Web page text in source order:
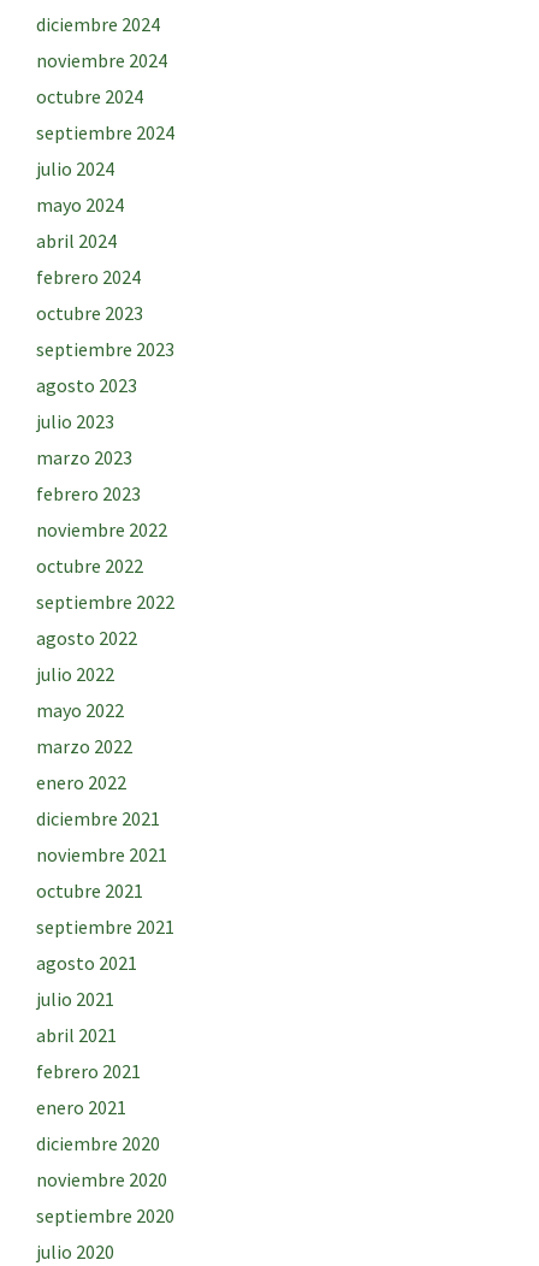
diciembre 2024
noviembre 2024
octubre 2024
septiembre 2024
julio 2024
mayo 2024
abril 2024
febrero 2024
octubre 2023
septiembre 2023
agosto 2023
julio 2023
marzo 2023
febrero 2023
noviembre 2022
octubre 2022
septiembre 2022
agosto 2022
julio 2022
mayo 2022
marzo 2022
enero 2022
diciembre 2021
noviembre 2021
octubre 2021
septiembre 2021
agosto 2021
julio 2021
abril 2021
febrero 2021
enero 2021
diciembre 2020
noviembre 2020
septiembre 2020
julio 2020